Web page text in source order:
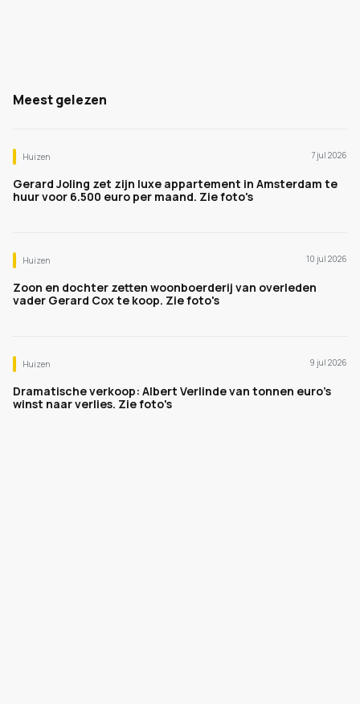
Meest gelezen
Huizen 7 jul 2026
Gerard Joling zet zijn luxe appartement in Amsterdam te
huur voor 6.500 euro per maand. Zie foto's
Huizen 10 jul 2026
Zoon en dochter zetten woonboerderij van overleden
vader Gerard Cox te koop. Zie foto's
Huizen 9 jul 2026
Dramatische verkoop: Albert Verlinde van tonnen euro's
winst naar verlies. Zie foto's